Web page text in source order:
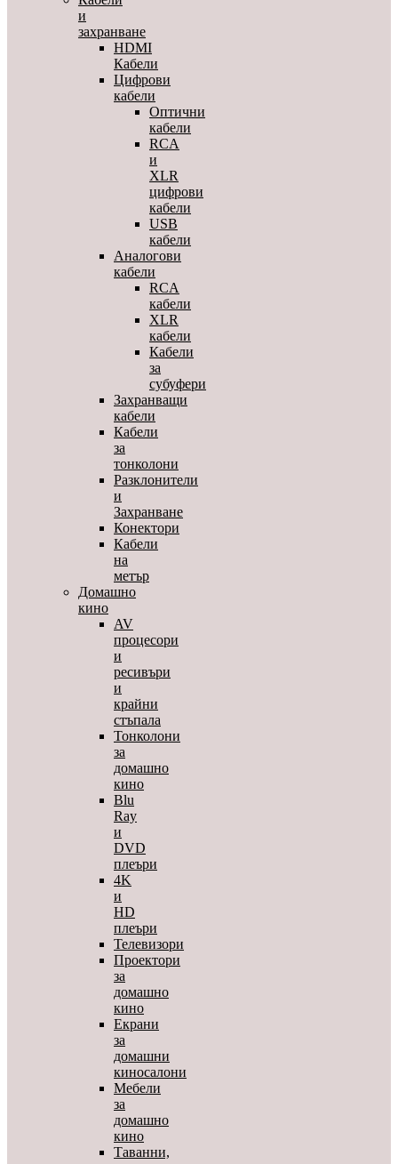
и
захранване
HDMI
Кабели
Цифрови
кабели
Оптични
кабели
RCA
и
XLR
цифрови
кабели
USB
кабели
Аналогови
кабели
RCA
кабели
XLR
кабели
Кабели
за
субуфери
Захранващи
кабели
Кабели
за
тонколони
Разклонители
и
Захранване
Конектори
Кабели
на
метър
Домашно
кино
AV
процесори
и
ресивъри
и
крайни
стъпала
Тонколони
за
домашно
кино
Blu
Ray
и
DVD
плеъри
4K
и
HD
плеъри
Телевизори
Проектори
за
домашно
кино
Екрани
за
домашни
киносалони
Мебели
за
домашно
кино
Таванни,